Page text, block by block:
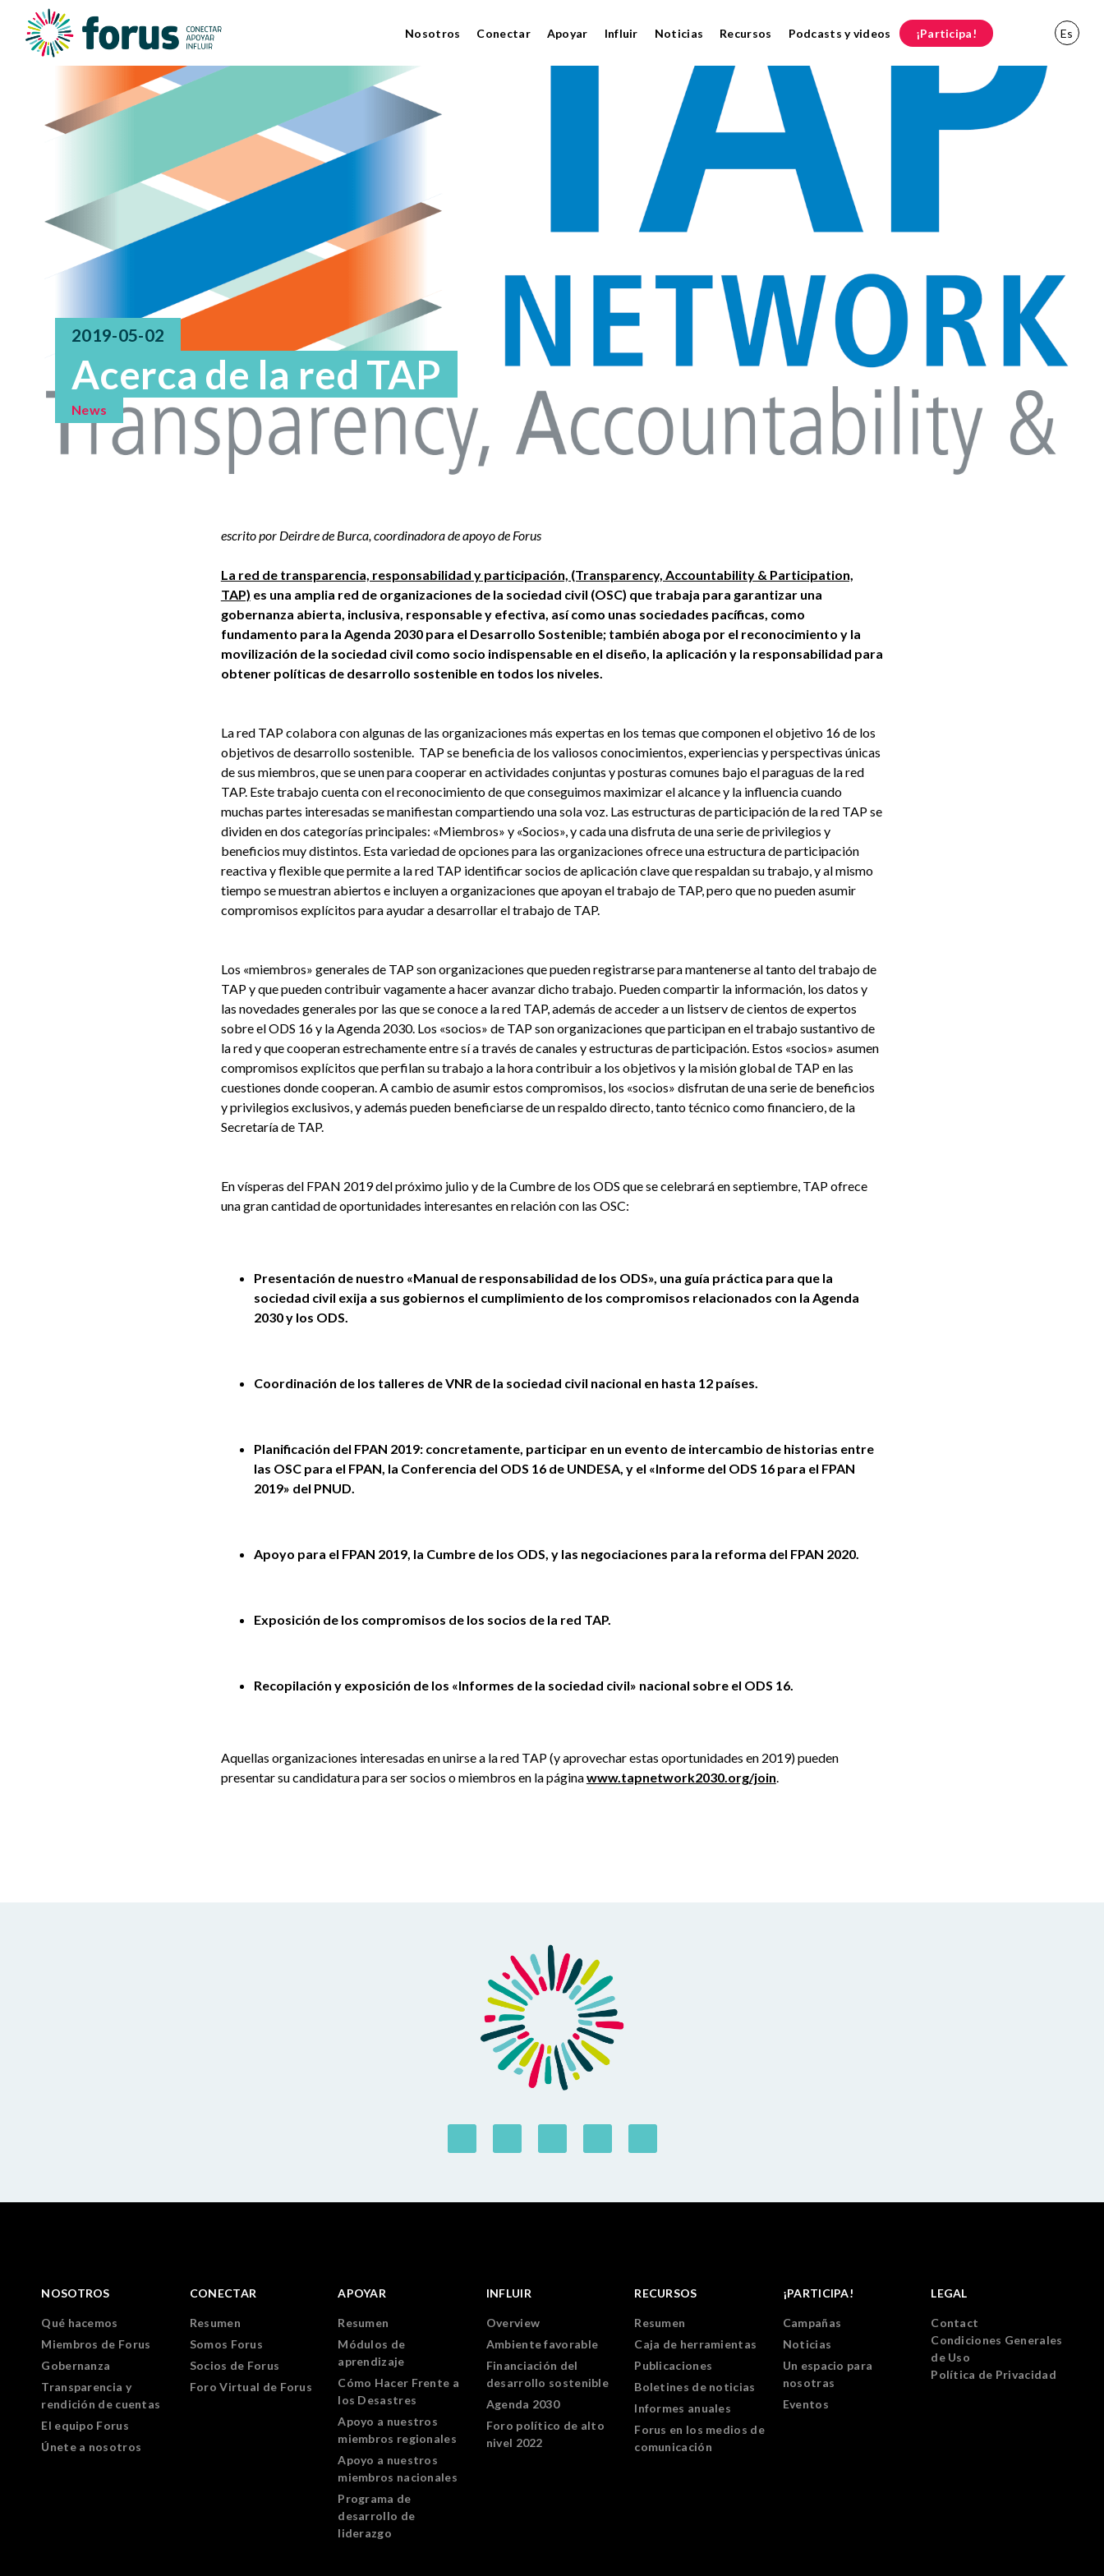
Nosotros Conectar Apoyar Influir Noticias Recursos Podcasts y videos ¡Participa! Es
2019-05-02
Acerca de la red TAP
News
escrito por Deirdre de Burca, coordinadora de apoyo de Forus
La red de transparencia, responsabilidad y participación, (Transparency, Accountability & Participation,
TAP) es una amplia red de organizaciones de la sociedad civil (OSC) que trabaja para garantizar una
gobernanza abierta, inclusiva, responsable y efectiva, así como unas sociedades pacíficas, como
fundamento para la Agenda 2030 para el Desarrollo Sostenible; también aboga por el reconocimiento y la
movilización de la sociedad civil como socio indispensable en el diseño, la aplicación y la responsabilidad para
obtener políticas de desarrollo sostenible en todos los niveles.
La red TAP colabora con algunas de las organizaciones más expertas en los temas que componen el objetivo 16 de los
objetivos de desarrollo sostenible. TAP se beneficia de los valiosos conocimientos, experiencias y perspectivas únicas
de sus miembros, que se unen para cooperar en actividades conjuntas y posturas comunes bajo el paraguas de la red
TAP. Este trabajo cuenta con el reconocimiento de que conseguimos maximizar el alcance y la influencia cuando
muchas partes interesadas se manifiestan compartiendo una sola voz. Las estructuras de participación de la red TAP se
dividen en dos categorías principales: «Miembros» y «Socios», y cada una disfruta de una serie de privilegios y
beneficios muy distintos. Esta variedad de opciones para las organizaciones ofrece una estructura de participación
reactiva y flexible que permite a la red TAP identificar socios de aplicación clave que respaldan su trabajo, y al mismo
tiempo se muestran abiertos e incluyen a organizaciones que apoyan el trabajo de TAP, pero que no pueden asumir
compromisos explícitos para ayudar a desarrollar el trabajo de TAP.
Los «miembros» generales de TAP son organizaciones que pueden registrarse para mantenerse al tanto del trabajo de
TAP y que pueden contribuir vagamente a hacer avanzar dicho trabajo. Pueden compartir la información, los datos y
las novedades generales por las que se conoce a la red TAP, además de acceder a un listserv de cientos de expertos
sobre el ODS 16 y la Agenda 2030. Los «socios» de TAP son organizaciones que participan en el trabajo sustantivo de
la red y que cooperan estrechamente entre sí a través de canales y estructuras de participación. Estos «socios» asumen
compromisos explícitos que perfilan su trabajo a la hora contribuir a los objetivos y la misión global de TAP en las
cuestiones donde cooperan. A cambio de asumir estos compromisos, los «socios» disfrutan de una serie de beneficios
y privilegios exclusivos, y además pueden beneficiarse de un respaldo directo, tanto técnico como financiero, de la
Secretaría de TAP.
En vísperas del FPAN 2019 del próximo julio y de la Cumbre de los ODS que se celebrará en septiembre, TAP ofrece
una gran cantidad de oportunidades interesantes en relación con las OSC:
Presentación de nuestro «Manual de responsabilidad de los ODS», una guía práctica para que la
sociedad civil exija a sus gobiernos el cumplimiento de los compromisos relacionados con la Agenda
2030 y los ODS.
Coordinación de los talleres de VNR de la sociedad civil nacional en hasta 12 países.
Planificación del FPAN 2019: concretamente, participar en un evento de intercambio de historias entre
las OSC para el FPAN, la Conferencia del ODS 16 de UNDESA, y el «Informe del ODS 16 para el FPAN
2019» del PNUD.
Apoyo para el FPAN 2019, la Cumbre de los ODS, y las negociaciones para la reforma del FPAN 2020.
Exposición de los compromisos de los socios de la red TAP.
Recopilación y exposición de los «Informes de la sociedad civil» nacional sobre el ODS 16.
Aquellas organizaciones interesadas en unirse a la red TAP (y aprovechar estas oportunidades en 2019) pueden
presentar su candidatura para ser socios o miembros en la páginawww.tapnetwork2030.org/join.
NOSOTROS
Qué hacemos
Miembros de Forus
Gobernanza
Transparencia y
rendición de cuentas
El equipo Forus
Únete a nosotros
CONECTAR
Resumen
Somos Forus
Socios de Forus
Foro Virtual de Forus
APOYAR
Resumen
Módulos de
aprendizaje
Cómo Hacer Frente a
los Desastres
Apoyo a nuestros
miembros regionales
Apoyo a nuestros
miembros nacionales
Programa de
desarrollo de
liderazgo
INFLUIR
Overview
Ambiente favorable
Financiación del
desarrollo sostenible
Agenda 2030
Foro político de alto
nivel 2022
RECURSOS
Resumen
Caja de herramientas
Publicaciones
Boletines de noticias
Informes anuales
Forus en los medios de
comunicación
¡PARTICIPA!
Campañas
Noticias
Un espacio para
nosotras
Eventos
LEGAL
Contact
Condiciones Generales
de Uso
Política de Privacidad